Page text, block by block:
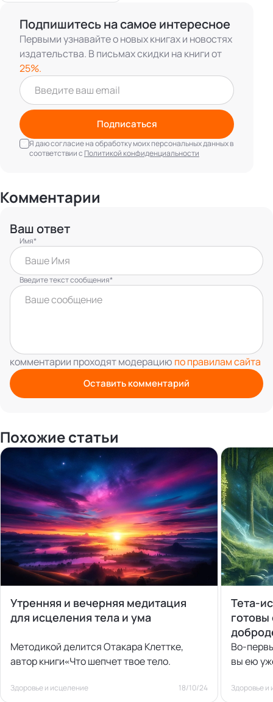
Подпишитесь на самое интересное
Первыми узнавайте о новых книгах и новостях
издательства. В письмах скидки на книги от
25%.
Подписаться
Я даю согласие на обработку моих персональных данных в
соответствии с Политикой конфиденциальности
Комментарии
Ваш ответ
Имя*
Введите текст сообщения*
комментарии проходят модерацию по правилам сайта
Оставить комментарий
Похожие статьи
Утренняя и вечерняя медитация
для исцеления тела и ума
Методикой делится Отакара Клеттке,
автор книги«Что шепчет твое тело.
Здоровье и исцеление 18/10/24
Тета-
Во-
вы ею
Здоровье и